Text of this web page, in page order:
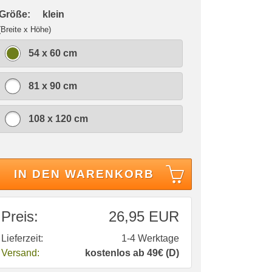
klein
x Höhe)
54 x 60 cm
81 x 90 cm
108 x 120 cm
IN DEN WARENKORB
Preis: 26,95 EUR
Lieferzeit:
1-4 Werktage
Versand:
kostenlos ab 49€ (D)